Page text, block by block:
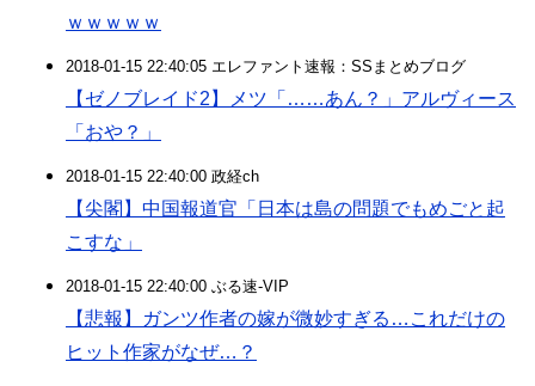
ｗｗｗｗｗ
2018-01-15 22:40:05 エレファント速報：SSまとめブログ
【ゼノブレイド2】メツ「……あん？」アルヴィース
「おや？」
2018-01-15 22:40:00 政経ch
【尖閣】中国報道官「日本は島の問題でもめごと起
こすな」
2018-01-15 22:40:00 ぶる速-VIP
【悲報】ガンツ作者の嫁が微妙すぎる…これだけの
ヒット作家がなぜ…？